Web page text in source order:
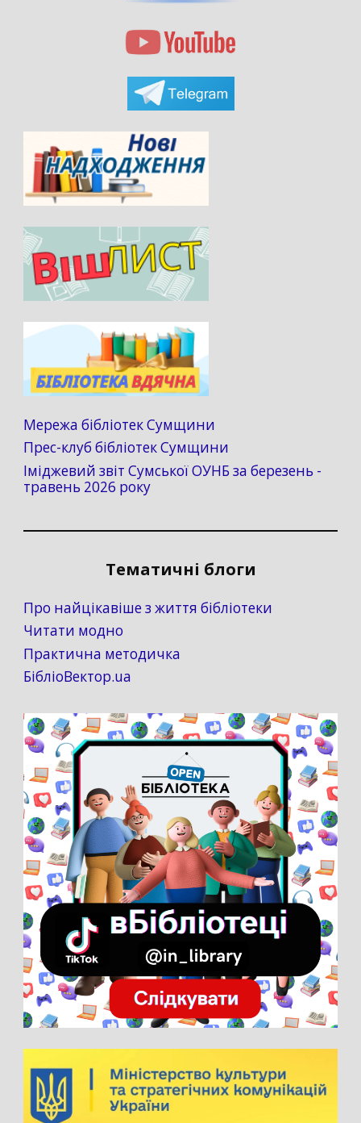
Мережа бібліотек Сумщини
Прес-клуб бібліотек Сумщини
Іміджевий звіт Сумської ОУНБ за березень -
травень 2026 року
Тематичні блоги
Про найцікавіше з життя бібліотеки
Читати модно
Практична методичка
БібліоВектор.ua